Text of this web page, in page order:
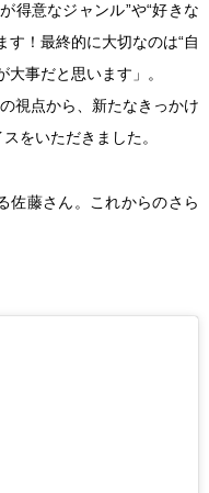
得意なジャンル”や“好きな
す！最終的に大切なのは“自
事だと思います」。
視点から、新たなきっかけ
をいただきました。
佐藤さん。これからのさら